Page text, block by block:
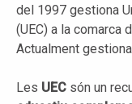
del 1997 gestiona
(UEC) a la comarca
Actualment gestiona
Les UEC són un